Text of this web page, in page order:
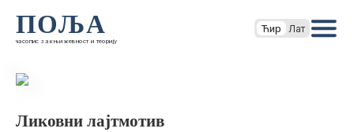
ПОЉА
часопис за књижевност и теорију
Ћир Лат
Ликовни лајтмотив